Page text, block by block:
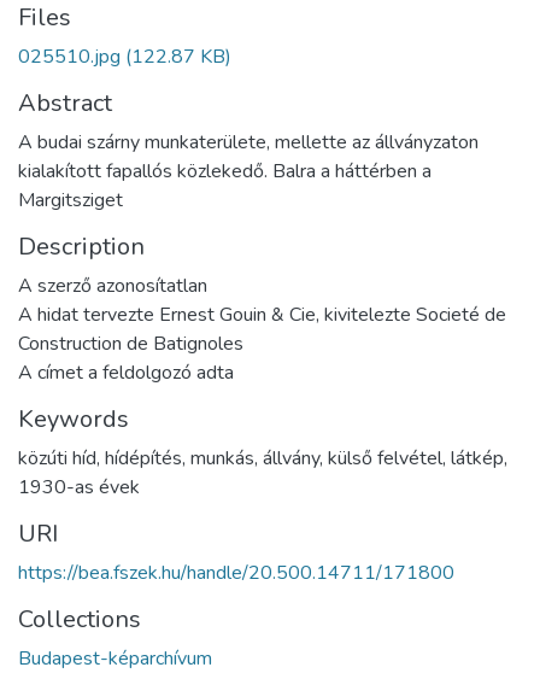
Files
025510.jpg (122.87 KB)
Abstract
A budai szárny munkaterülete, mellette az állványzaton
kialakított fapallós közlekedő. Balra a háttérben a
Margitsziget
Description
A szerző azonosítatlan
A hidat tervezte Ernest Gouin & Cie, kivitelezte Societé de
Construction de Batignoles
A címet a feldolgozó adta
Keywords
közúti híd, hídépítés, munkás, állvány, külső felvétel, látkép,
1930-as évek
URI
https://bea.fszek.hu/handle/20.500.14711/171800
Collections
Budapest-képarchívum